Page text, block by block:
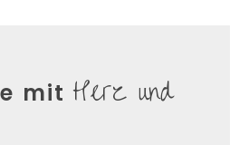
mit Herz und